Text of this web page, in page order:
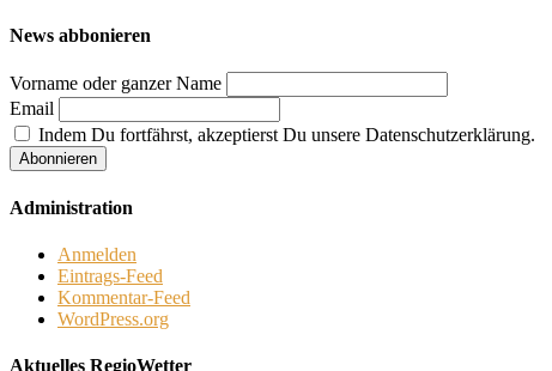
News abbonieren
Vorname oder ganzer Name
Email
Indem Du fortfährst, akzeptierst Du unsere Datenschutzerklärung.
Administration
Anmelden
Eintrags-Feed
Kommentar-Feed
WordPress.org
Aktuelles RegioWetter